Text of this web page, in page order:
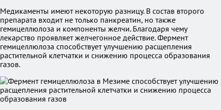
Медикаменты имеют некоторую разницу. В состав второго
препарата входит не только панкреатин, но также
гемицеллюлоза и компоненты желчи. Благодаря чему
лекарство проявляет желчегонное действие. Фермент
гемицеллюлоза способствует улучшению расщепления
растительной клетчатки и снижению процесса образования
газов.